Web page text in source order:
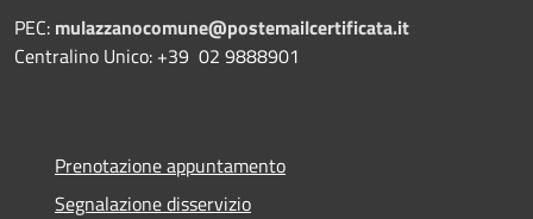
PEC: mulazzanocomune@postemailcertificata.it
Centralino Unico: +39 02 9888901
Prenotazione appuntamento
Segnalazione disservizio